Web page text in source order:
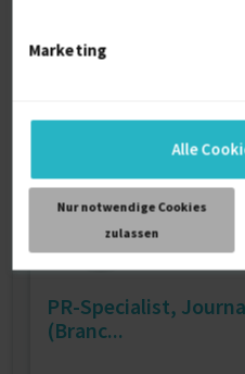
Marketing
Alle
Nur notwendige Cookies
zulassen
0
Referenzen
PR-Specialist,
(Branc...